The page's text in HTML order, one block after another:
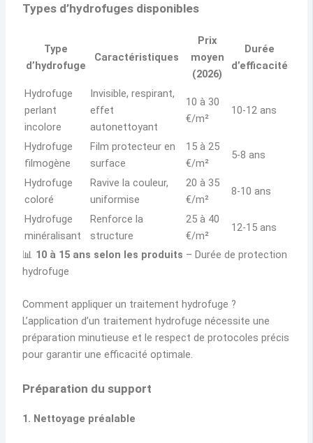
Types d’hydrofuges disponibles
Type
d’hydrofuge
Caractéristiques
Prix
moyen
(2026)
Durée
d’efficacité
Hydrofuge
perlant
incolore
Invisible, respirant,
effet
autonettoyant
10 à 30
€/m²
10-12 ans
Hydrofuge
filmogène
Film protecteur en
surface
15 à 25
€/m²
5-8 ans
Hydrofuge
coloré
Ravive la couleur,
uniformise
20 à 35
€/m²
8-10 ans
Hydrofuge
minéralisant
Renforce la
structure
25 à 40
€/m²
12-15 ans
📊 10 à 15 ans selon les produits – Durée de protection
hydrofuge
Comment appliquer un traitement hydrofuge ?
L’application d’un traitement hydrofuge nécessite une
préparation minutieuse et le respect de protocoles précis
pour garantir une efficacité optimale.
Préparation du support
1. Nettoyage préalable